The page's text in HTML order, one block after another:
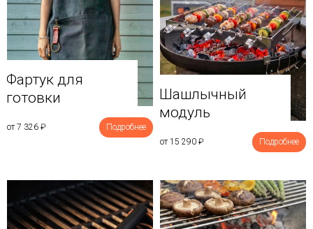
Фартук для
готовки
от 7 326 ₽ Подробнее
Шашлычный
модуль
от 15 290 ₽ Подробнее